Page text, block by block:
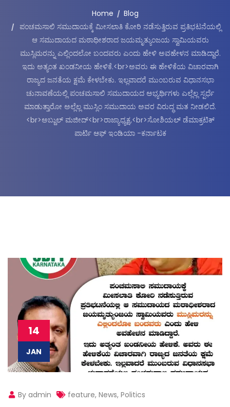
Home
Blog
ಪಂಚಮಸಾಲಿ ಸಮುದಾಯಕ್ಕೆ ಮೀಸಲಾತಿ ಕೋರಿ ನಡೆಸುತ್ತಿರುವ ಪ್ರತಿಭಟನೆಯಲ್ಲಿ
ಆ ಸಮುದಾಯದ ಮಠಾಧೀಶರಾದ ಜಯಮೃತ್ಯುಂಜಯ ಸ್ವಾಮಿಯವರು
ಮುಸ್ಲಿಮರನ್ನು ಎಲ್ಲಿಂದಲೋ ಬಂದವರು ಎಂದು ಹೇಳಿ ಅವಹೇಳನ ಮಾಡಿದ್ದಾರೆ.
ಇದು ಅತ್ಯಂತ ಖಂಡನೀಯ ಹೇಳಿಕೆ.<br>ಅವರು ಈ ಹೇಳಿಕೆಯ ವಿಚಾರವಾಗಿ
ರಾಜ್ಯದ ಜನತೆಯ ಕ್ಷಮೆ ಕೇಳಬೇಕು. ಇಲ್ಲವಾದರೆ ಮುಂಬರುವ ವಿಧಾನಸಭಾ
ಚುನಾವಣೆಯಲ್ಲಿ ಪಂಚಮಸಾಲಿ ಸಮುದಾಯದ ಅಭ್ಯರ್ಥಿಗಳು ಎಲ್ಲೆಲ್ಲ ಸ್ಪರ್ಧೆ
ಮಾಡುತ್ತಾರೋ ಅಲ್ಲೆಲ್ಲ ಮುಸ್ಲಿಂ ಸಮುದಾಯ ಅವರ ವಿರುದ್ಧ ಮತ ನೀಡಲಿದೆ.
<br>ಅಬ್ದುಲ್ ಮಜೀದ್<br>ರಾಜ್ಯಾಧ್ಯಕ್ಷ,<br>ಸೋಶಿಯಲ್ ಡೆಮಾಕ್ರಟಿಕ್
ಪಾರ್ಟಿ ಆಫ್ ಇಂಡಿಯಾ -ಕರ್ನಾಟಕ
14
JAN
By admin feature, News, Politics